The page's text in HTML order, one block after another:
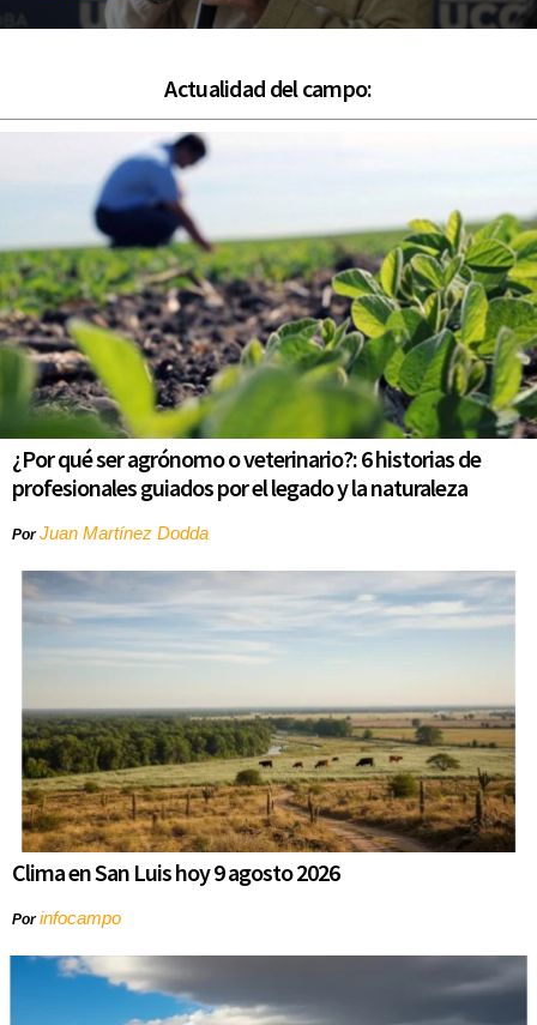
Actualidad del campo:
¿Por qué ser agrónomo o veterinario?: 6 historias de
profesionales guiados por el legado y la naturaleza
PorJuan Martínez Dodda
Clima en San Luis hoy 9 agosto 2026
Porinfocampo